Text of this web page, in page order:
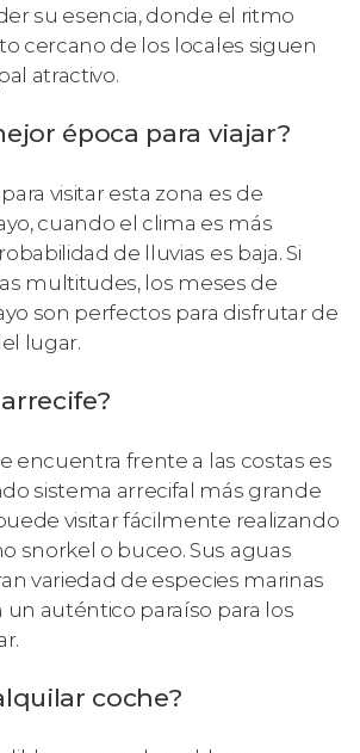
su esencia, donde el ritmo
cercano de los locales siguen
atractivo.
época para viajar?
visitar esta zona es de
cuando el clima es más
de lluvias es baja. Si
multitudes, los meses de
son perfectos para disfrutar de
lugar.
encuentra frente a las costas es
sistema arrecifal más grande
visitar fácilmente realizando
snorkel o buceo. Sus aguas
variedad de especies marinas
un auténtico paraíso para los
coche?